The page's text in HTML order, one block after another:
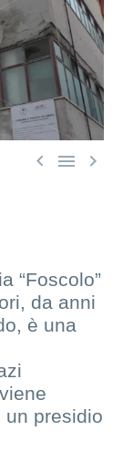
  
“Foscolo”
da anni
è una
un presidio